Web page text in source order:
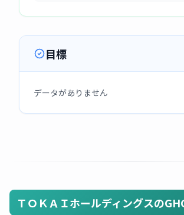
目標
データがありません
ＴＯＫＡＩホールディングスの